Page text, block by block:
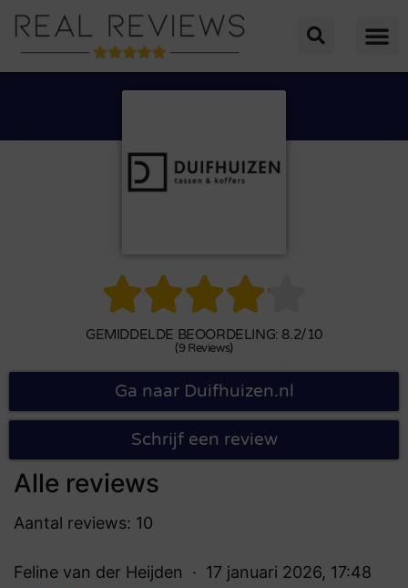

GEMIDDELDE BEOORDELING: 8.2/10
(9 Reviews)
Ga naar Duifhuizen.nl
Schrijf een review
Alle reviews
Aantal reviews: 10
Feline van der Heijden 17 januari 2026, 17:48